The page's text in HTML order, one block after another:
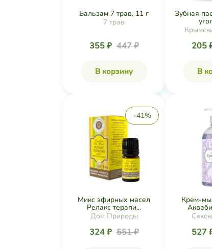
Бальзам 7 трав, 11 г
7 трав
355 ₽ 447 ₽
В корзину
Зубная
205
В
-41%
Микс эфирных масел
Релакс терапи...
Дом Природы
324 ₽ 551 ₽
Крем-
527